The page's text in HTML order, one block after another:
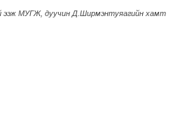
ээж МУГЖ, дуучин Д.Ширмэнтуяагийн хамт